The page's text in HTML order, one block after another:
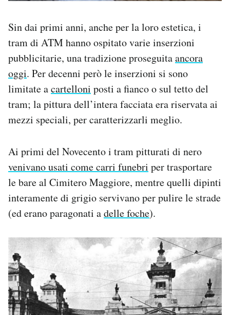
Sin dai primi anni, anche per la loro estetica, i
tram di ATM hanno ospitato varie inserzioni
pubblicitarie, una tradizione proseguitaancora
oggi. Per decenni però le inserzioni si sono
limitate acartelloni posti a fianco o sul tetto del
tram; la pittura dell’intera facciata era riservata ai
mezzi speciali, per caratterizzarli meglio.
Ai primi del Novecento i tram pitturati di nero
venivano usati come carri funebri per trasportare
le bare al Cimitero Maggiore, mentre quelli dipinti
interamente di grigio servivano per pulire le strade
(ed erano paragonati adelle foche).